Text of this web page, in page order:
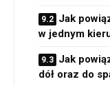
Jak
w jednym
Jak
dół oraz do